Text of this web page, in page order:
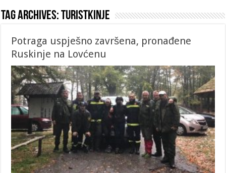
Tag Archives:turistkinje
Potraga uspješno završena, pronađene
Ruskinje na Lovćenu